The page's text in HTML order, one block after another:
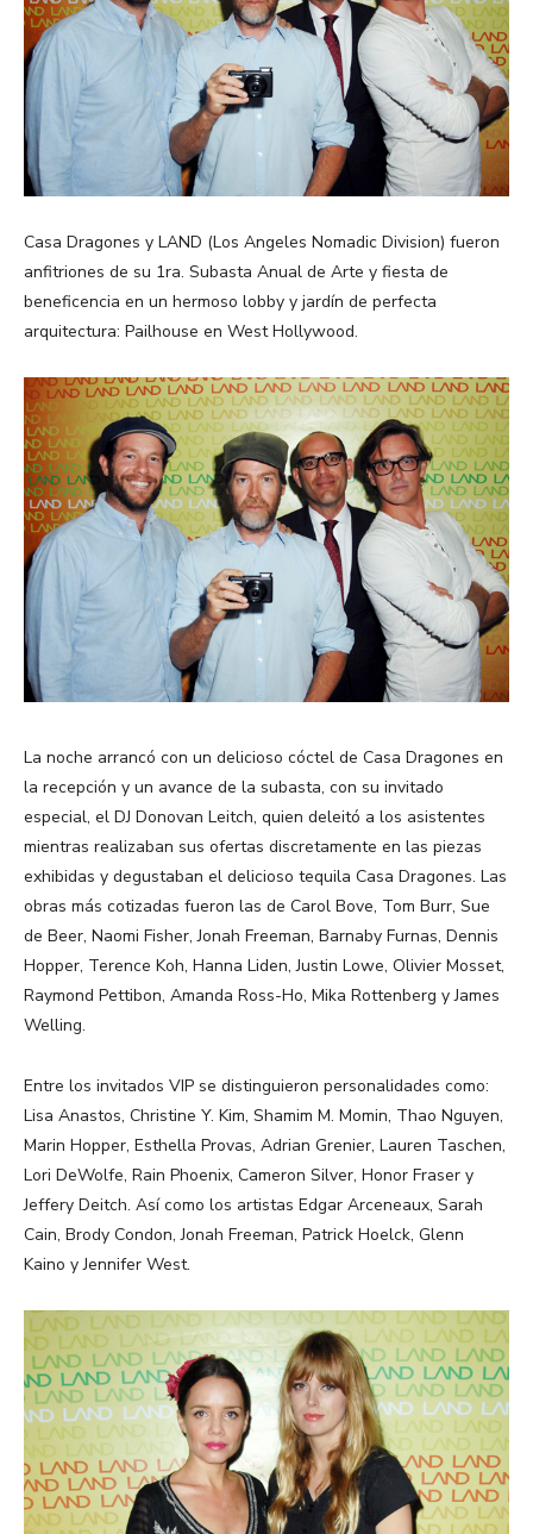
Casa Dragones y LAND (Los Angeles Nomadic Division) fueron
anfitriones de su 1ra. Subasta Anual de Arte y fiesta de
beneficencia en un hermoso lobby y jardín de perfecta
arquitectura: Pailhouse en West Hollywood.
La noche arrancó con un delicioso cóctel de Casa Dragones en
la recepción y un avance de la subasta, con su invitado
especial, el DJ Donovan Leitch, quien deleitó a los asistentes
mientras realizaban sus ofertas discretamente en las piezas
exhibidas y degustaban el delicioso tequila Casa Dragones. Las
obras más cotizadas fueron las de Carol Bove, Tom Burr, Sue
de Beer, Naomi Fisher, Jonah Freeman, Barnaby Furnas, Dennis
Hopper, Terence Koh, Hanna Liden, Justin Lowe, Olivier Mosset,
Raymond Pettibon, Amanda Ross-Ho, Mika Rottenberg y James
Welling.
Entre los invitados VIP se distinguieron personalidades como:
Lisa Anastos, Christine Y. Kim, Shamim M. Momin, Thao Nguyen,
Marin Hopper, Esthella Provas, Adrian Grenier, Lauren Taschen,
Lori DeWolfe, Rain Phoenix, Cameron Silver, Honor Fraser y
Jeffery Deitch. Así como los artistas Edgar Arceneaux, Sarah
Cain, Brody Condon, Jonah Freeman, Patrick Hoelck, Glenn
Kaino y Jennifer West.